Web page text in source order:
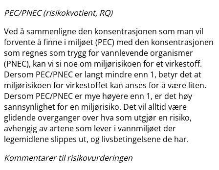
PEC​/​PNEC (risikokvotient, RQ)
Ved å sammenligne den konsentrasjonen som man vil
forvente å finne i miljøet (PEC) med den konsentrasjonen
som regnes som trygg for vannlevende organismer
(PNEC), kan vi si noe om miljørisikoen for et virkestoff.
Dersom PEC​​/​​PNEC er langt mindre enn 1, betyr det at
miljørisikoen for virkestoffet kan anses for å være liten.
Dersom PEC​​/​​PNEC er mye høyere enn 1, er det høy
sannsynlighet for en miljørisiko. Det vil alltid være
glidende overganger over hva som utgjør en risiko,
avhengig av artene som lever i vannmiljøet der
legemidlene slippes ut, og livsbetingelsene de har.
Kommentarer til risikovurderingen